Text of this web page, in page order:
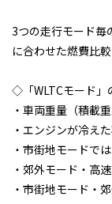
よくある質問
3つの走行モード毎
に合わせた燃費比
◇「WLTCモード」
・車両重量（積載
・エンジンが冷え
・市街地モードで
・郊外モード・高
・市街地モード・